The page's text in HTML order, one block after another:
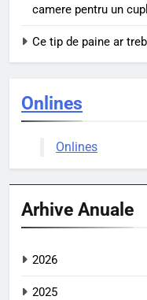
camere pentru un
Ce tip de paine ar
Onlines
Onlines
Arhive Anuale
2026
2025